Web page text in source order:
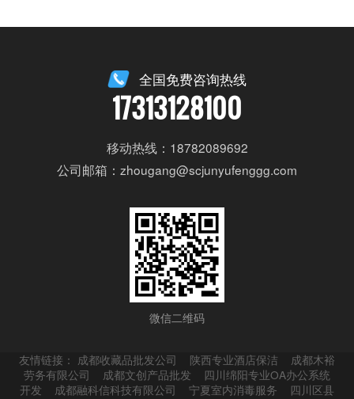
全国免费咨询热线
17313128100
移动热线：18782089692
公司邮箱：zhougang@scjunyufenggg.com
微信二维码
友情链接： 成都收藏品批发公司 陕西专业酒店保洁
成都木裕
劳务有限公司
成都文创产品批发
四川绵阳专业OA办公系统
开发
成都融科信科技有限公司 宁夏室内消毒服务
四川区县